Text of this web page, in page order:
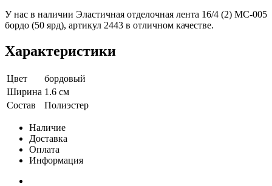
У нас в наличии Эластичная отделочная лента 16/4 (2) MC-005
бордо (50 ярд), артикул 2443 в отличном качестве.
Характеристики
Цвет
бордовый
Ширина 1.6 см
Состав
Полиэстер
Наличие
Доставка
Оплата
Информация